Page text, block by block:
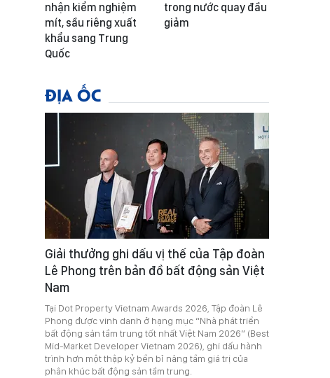
nhận kiểm nghiệm
mít, sầu riêng xuất
khẩu sang Trung
Quốc
trong nước quay đầu
giảm
ĐỊA ỐC
Giải thưởng ghi dấu vị thế của Tập đoàn
Lê Phong trên bản đồ bất động sản Việt
Nam
Tại Dot Property Vietnam Awards 2026, Tập đoàn Lê
Phong được vinh danh ở hạng mục “Nhà phát triển
bất động sản tầm trung tốt nhất Việt Nam 2026” (Best
Mid-Market Developer Vietnam 2026), ghi dấu hành
trình hơn một thập kỷ bền bỉ nâng tầm giá trị của
phân khúc bất động sản tầm trung.